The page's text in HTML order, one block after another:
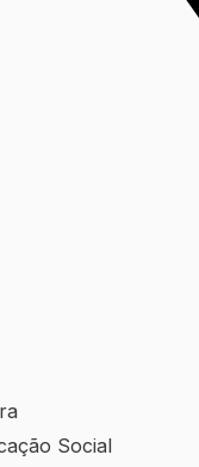
Social